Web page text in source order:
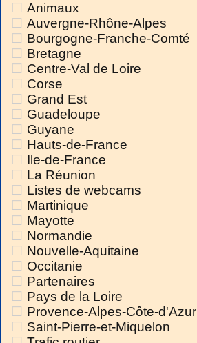
Animaux
Auvergne-Rhône-Alpes
Bourgogne-Franche-Comté
Bretagne
Centre-Val de Loire
Corse
Grand Est
Guadeloupe
Guyane
Hauts-de-France
Ile-de-France
La Réunion
Listes de webcams
Martinique
Mayotte
Normandie
Nouvelle-Aquitaine
Occitanie
Partenaires
Pays de la Loire
Provence-Alpes-Côte-d'Azur
Saint-Pierre-et-Miquelon